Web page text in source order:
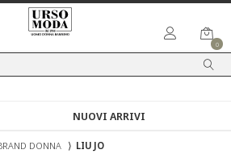
0
DONNA ⟩ LIU JO